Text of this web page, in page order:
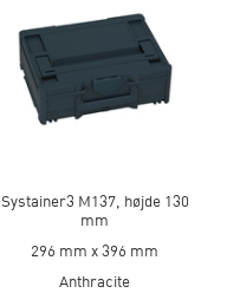
Systainer3 M137, højde 130
mm
296 mm x 396 mm
Anthracite